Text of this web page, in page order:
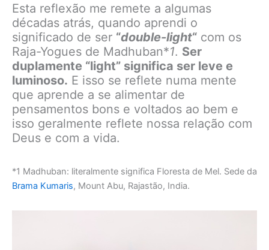
Esta reflexão me remete a algumas
décadas atrás, quando aprendi o
significado de ser “double-light“ com os
Raja-Yogues de Madhuban*1. Ser
duplamente “light” significa ser leve e
luminoso. E isso se reflete numa mente
que aprende a se alimentar de
pensamentos bons e voltados ao bem e
isso geralmente reflete nossa relação com
Deus e com a vida.
*1 Madhuban: literalmente significa Floresta de Mel. Sede da
Brama Kumaris, Mount Abu, Rajastão, India.